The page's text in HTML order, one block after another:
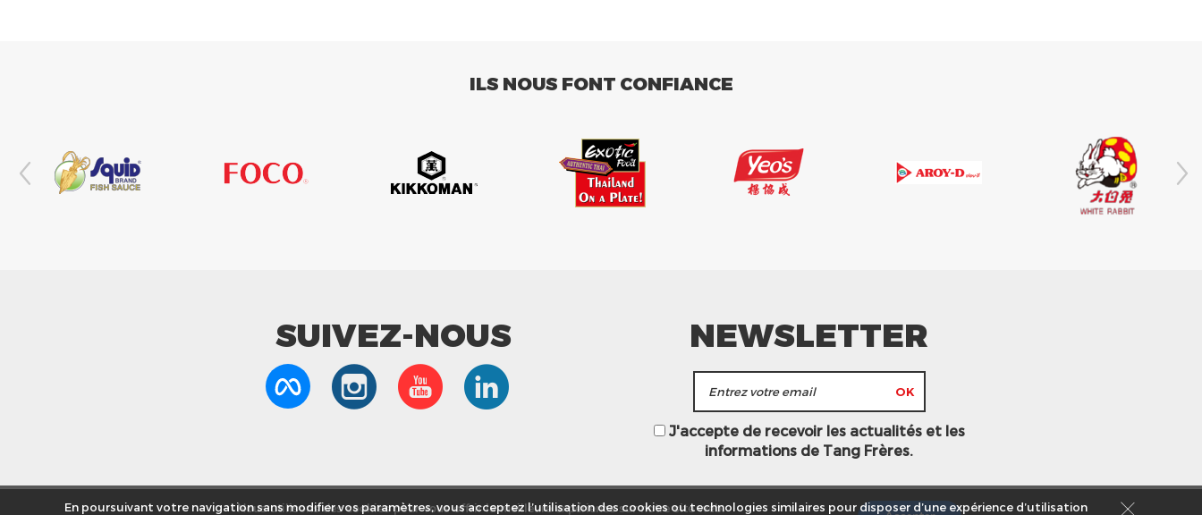
ILS NOUS FONT CONFIANCE
SUIVEZ-NOUS NEWSLETTER
J'accepte de recevoir les actualités et les
informations de Tang Frères.
En poursuivant votre navigation sans modifier vos paramètres, vous acceptez l’utilisation des cookies ou technologies similaires pour disposer d’une expérience d’utilisation
Nous utilisons des cookies pour vous offrir la meilleure expérience sur notre site web.